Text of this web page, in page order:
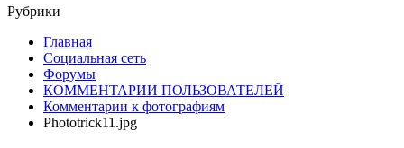
Рубрики
Главная
Социальная сеть
Форумы
КОММЕНТАРИИ ПОЛЬЗОВАТЕЛЕЙ
Комментарии к фотографиям
Phototrick11.jpg